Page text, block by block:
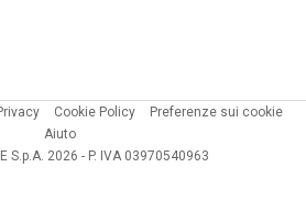
Cookie Policy
Preferenze sui cookie
Aiuto
S.p.A. 2026 - P. IVA 03970540963